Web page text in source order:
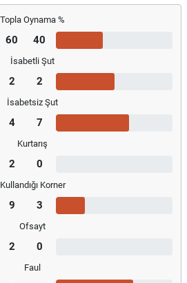
Topla Oynama %
60 40
İsabetli Şut
2 2
İsabetsiz Şut
4 7
Kurtarış
2 0
Kullandığı Korner
9 3
Ofsayt
2 0
Faul